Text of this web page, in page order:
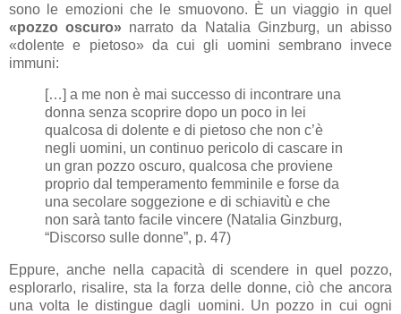
sono le emozioni che le smuovono. È un viaggio in quel
«pozzo oscuro» narrato da Natalia Ginzburg, un abisso
«dolente e pietoso» da cui gli uomini sembrano invece
immuni:
[…] a me non è mai successo di incontrare una
donna senza scoprire dopo un poco in lei
qualcosa di dolente e di pietoso che non c’è
negli uomini, un continuo pericolo di cascare in
un gran pozzo oscuro, qualcosa che proviene
proprio dal temperamento femminile e forse da
una secolare soggezione e di schiavitù e che
non sarà tanto facile vincere (Natalia Ginzburg,
“Discorso sulle donne”, p. 47)
Eppure, anche nella capacità di scendere in quel pozzo,
esplorarlo, risalire, sta la forza delle donne, ciò che ancora
una volta le distingue dagli uomini. Un pozzo in cui ogni